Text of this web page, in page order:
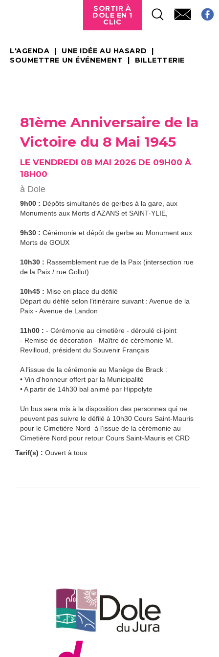
SORTIR À
DOLE EN 1
CLIC
L'AGENDA
UNE IDÉE AU HASARD
SOUMETTRE UN ÉVÉNEMENT
BILLETTERIE
81ème Anniversaire de la
Victoire du 8 Mai 1945
LE VENDREDI 08 MAI 2026 DE 09H00 À
18H00
à Dole
9h00 : Dépôts simultanés de gerbes à la gare, aux
Monuments aux Morts d'AZANS et SAINT-YLIE,
9h30 : Cérémonie et dépôt de gerbe au Monument aux
Morts de GOUX
10h30 : Rassemblement rue de la Paix (intersection rue
de la Paix / rue Gollut)
10h45 : Mise en place du défilé
Départ du défilé selon l'itinéraire suivant : Avenue de la
Paix - Avenue de Landon
11h00 : - Cérémonie au cimetière - déroulé ci-joint
- Remise de décoration - Maître de cérémonie M.
Revilloud, président du Souvenir Français
A l'issue de la cérémonie au Manège de Brack :
• Vin d'honneur offert par la Municipalité
• A partir de 14h30 bal animé par Hippolyte
Un bus sera mis à la disposition des personnes qui ne
peuvent pas suivre le défilé à 10h30 Cours Saint-Mauris
pour le Cimetière Nord à l'issue de la cérémonie au
Cimetière Nord pour retour Cours Saint-Mauris et CRD
Tarif(s) : Ouvert à tous